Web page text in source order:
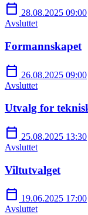
calendar_today 28.08.2025 09:00
Avsluttet
Formannskapet
calendar_today 26.08.2025 09:00
Avsluttet
Utvalg for
calendar_today 25.08.2025 13:30
Avsluttet
Viltutvalget
calendar_today 19.06.2025 17:00
Avsluttet